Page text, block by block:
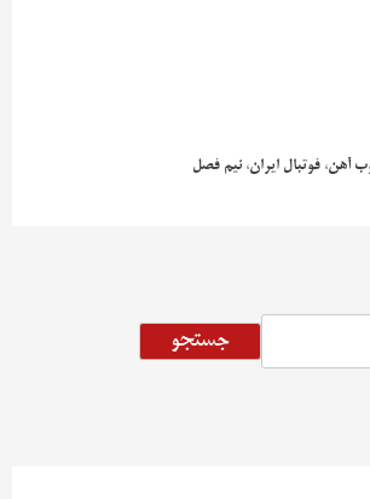
آهن، فوتبال ایران، نیم فصل
جستجو